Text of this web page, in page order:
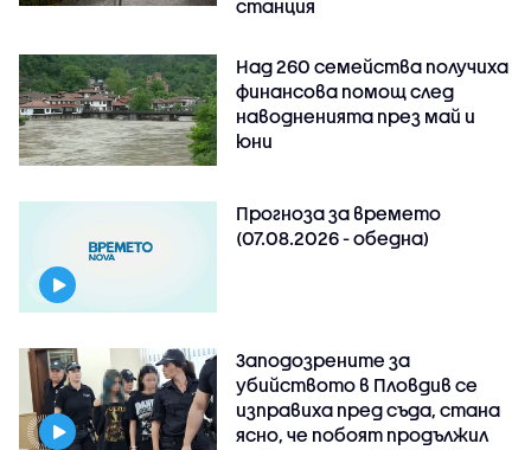
станция
Над 260 семейства получиха
финансова помощ след
наводненията през май и
юни
Прогноза за времето
(07.08.2026 - обедна)
Заподозрените за
убийството в Пловдив се
изправиха пред съда, стана
ясно, че побоят продължил